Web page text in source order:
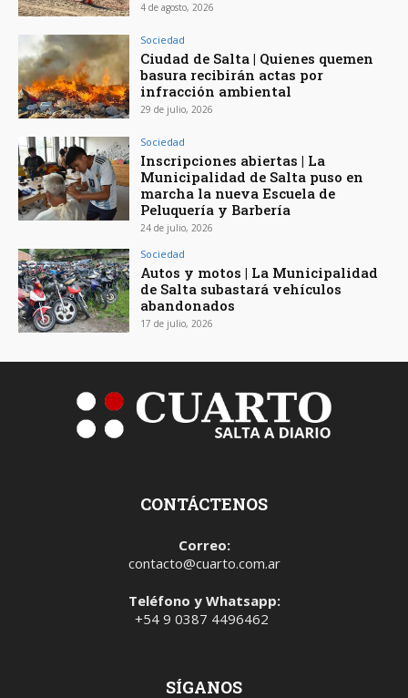
4 de agosto, 2026
Sociedad
Ciudad de Salta | Quienes quemen
basura recibirán actas por
infracción ambiental
29 de julio, 2026
Sociedad
Inscripciones abiertas | La
Municipalidad de Salta puso en
marcha la nueva Escuela de
Peluquería y Barbería
24 de julio, 2026
Sociedad
Autos y motos | La Municipalidad
de Salta subastará vehículos
abandonados
17 de julio, 2026
CONTÁCTENOS
Correo:
contacto@cuarto.com.ar
Teléfono y Whatsapp:
+54 9 0387 4496462
SÍGANOS